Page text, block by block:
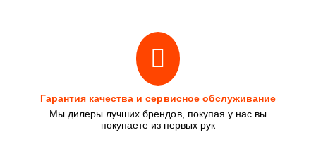
Гарантия качества и сервисное обслуживание
Мы дилеры лучших брендов, покупая у нас вы
покупаете из первых рук